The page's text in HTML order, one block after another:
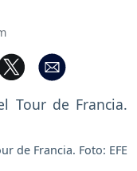
de Francia. Foto: EFE